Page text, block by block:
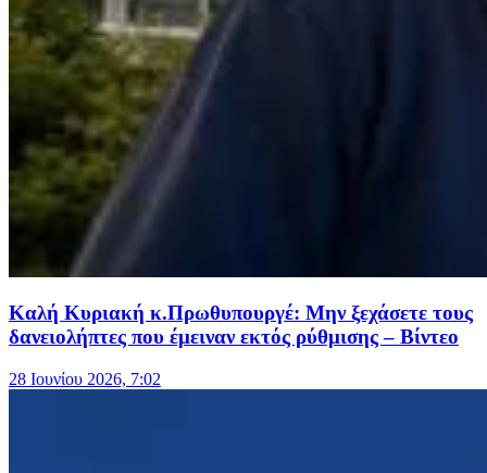
Καλή Κυριακή κ.Πρωθυπουργέ: Μην ξεχάσετε τους
δανειολήπτες που έμειναν εκτός ρύθμισης – Βίντεο
28 Ιουνίου 2026, 7:02